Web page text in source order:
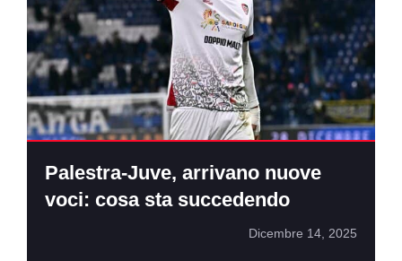
Palestra-Juve, arrivano nuove
voci: cosa sta succedendo
Dicembre 14, 2025